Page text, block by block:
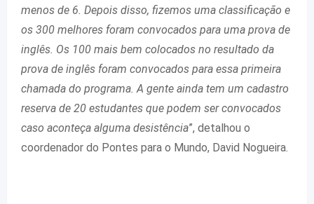
menos de 6. Depois disso, fizemos uma classificação e
os 300 melhores foram convocados para uma prova de
inglês. Os 100 mais bem colocados no resultado da
prova de inglês foram convocados para essa primeira
chamada do programa. A gente ainda tem um cadastro
reserva de 20 estudantes que podem ser convocados
caso aconteça alguma desistência”, detalhou o
coordenador do Pontes para o Mundo, David Nogueira.